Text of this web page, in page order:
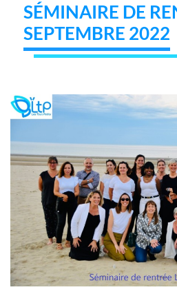
SÉMINAIRE DE
SEPTEMBRE 2022